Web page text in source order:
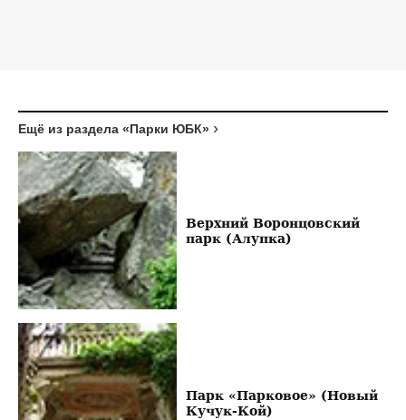
Ещё из раздела «Парки ЮБК»
Верхний Воронцовский
парк (Алупка)
Парк «Парковое» (Новый
Кучук-Кой)